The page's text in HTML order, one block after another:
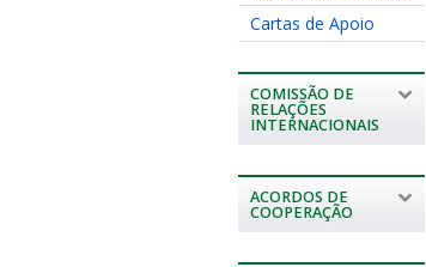
Cartas de Apoio
COMISSÃO DE
RELAÇÕES
INTERNACIONAIS
ACORDOS DE
COOPERAÇÃO